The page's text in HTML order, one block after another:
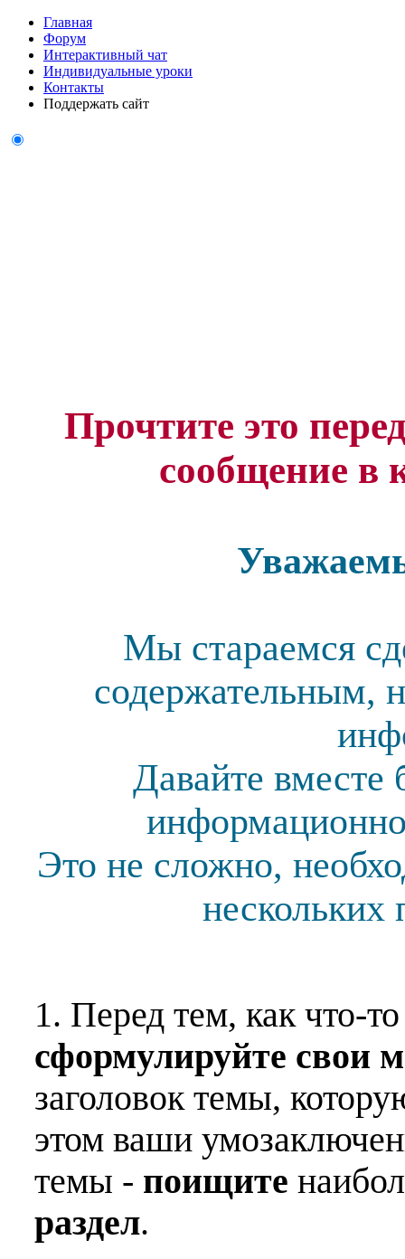
Главная
Форум
Интерактивный чат
Индивидуальные уроки
Контакты
Поддержать сайт
Прочтите это
сообщение в
Мы стараемся
содержательным,
Давайте вместе
Это не сложно,
нескольких
1. Перед тем, как что-
сформулируйте свои
заголовок темы,
этом ваши
темы - поищите
раздел.